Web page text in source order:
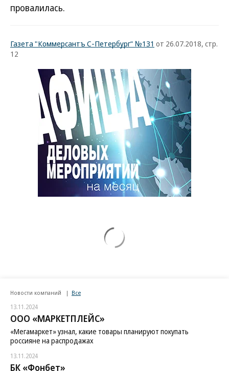
провалилась.
Газета "Коммерсантъ С-Петербург" №131 от 26.07.2018, стр.
12
Новости компаний Все
13.11.2024
ООО «МАРКЕТПЛЕЙС»
«Мегамаркет» узнал, какие товары планируют покупать
россияне на распродажах
13.11.2024
БК «Фонбет»